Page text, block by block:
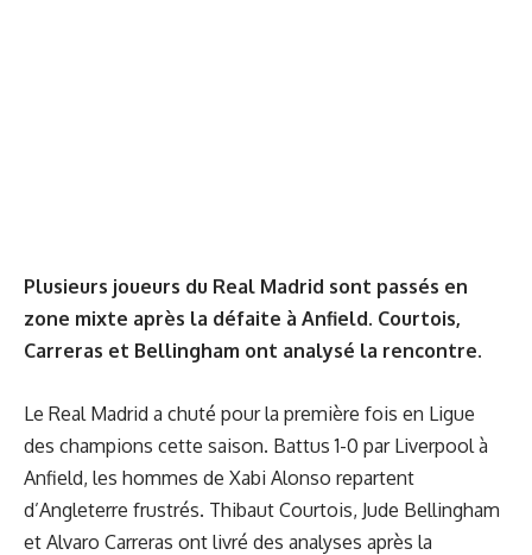
Plusieurs joueurs du Real Madrid sont passés en
zone mixte après la défaite à Anfield. Courtois,
Carreras et Bellingham ont analysé la rencontre.
Le Real Madrid a chuté pour la première fois en Ligue
des champions cette saison. Battus 1-0 par Liverpool à
Anfield, les hommes de Xabi Alonso repartent
d’Angleterre frustrés. Thibaut Courtois, Jude Bellingham
et Alvaro Carreras ont livré des analyses après la